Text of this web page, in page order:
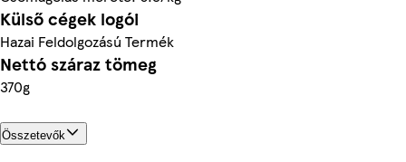
Külső cégek logói
Hazai Feldolgozású Termék
Nettó száraz tömeg
370g
Összetevők